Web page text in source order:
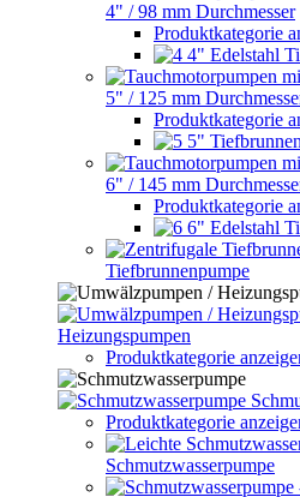
4" / 98 mm Durchmesser
Produktkategorie
4" Edelstahl
5" / 125 mm
Produktkategorie
5"
6" / 145 mm
Produktkategorie
6" Edelstahl
Tiefbrunnenpumpe
Heizungspumpen
Produktkategorie
Produktkategorie
Schmutzwasserpumpe